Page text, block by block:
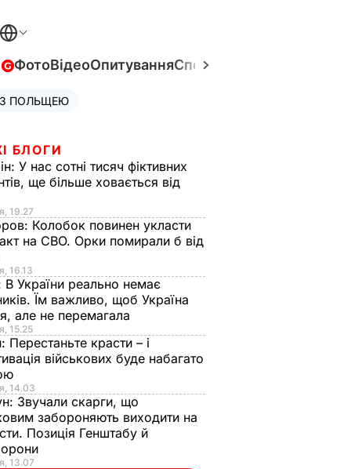
ФотоВідеоОпитуванняСпецпроєкти
ПОЛЬЩЕЮ
БЛОГИ
У нас сотні тисяч фіктивних
ще більше ховається від
19.27
Колобок повинен укласти
на СВО. Орки помирали б від
16.13
В України реально немає
Їм важливо, щоб Україна
але не перемагала
15.25
Перестаньте красти – і
військових буде набагато
14.03
Звучали скарги, що
забороняють виходити на
Позиція Генштабу й
13.07